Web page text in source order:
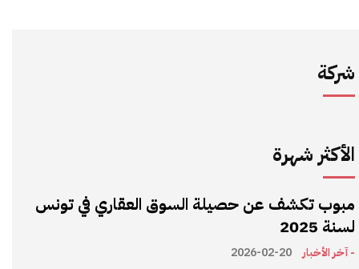
شركة
الأكثر شهرة
مبوب تكشف عن حصيلة السوق العقاري في تونس
لسنة 2025
- آخر الأخبار 2026-02-20